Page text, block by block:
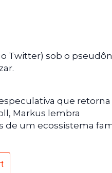
Twitter) sob o
que retorna
Markus lembra
de um ecossistema